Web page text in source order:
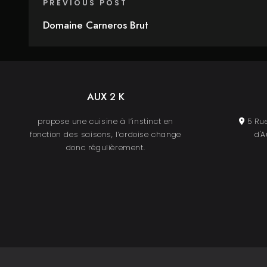
PREVIOUS POST
Domaine Carneros Brut
AUX 2 K
propose une cuisine à l’instinct en
fonction des saisons, l’ardoise change
donc régulièrement.
5